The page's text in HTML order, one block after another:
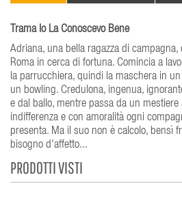
Trama Io La Conoscevo Bene
Adriana, una bella ragazza di
Roma in cerca di fortuna. Comincia a
la parrucchiera, quindi la maschera in
un bowling. Credulona, ingenua,
e dal ballo, mentre passa da un
indifferenza e con amoralità ogni
presenta. Ma il suo non è calcolo, bensì
bisogno d'affetto...
PRODOTTI VISTI